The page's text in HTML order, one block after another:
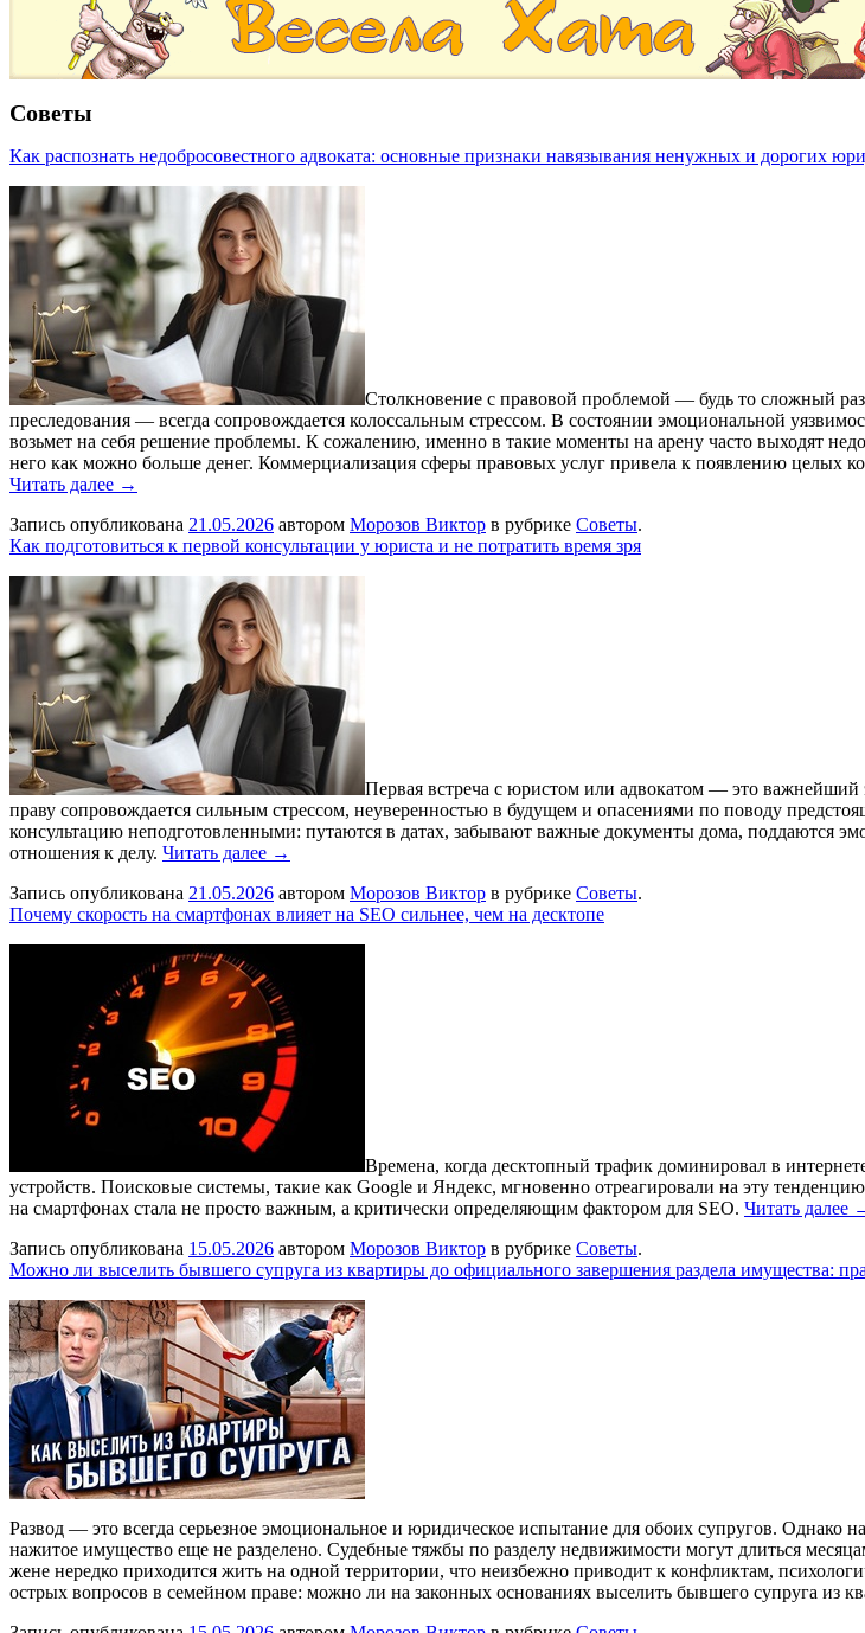
Советы
Как распознать недобросовестного адвоката: основные признаки навязывания ненужных и дорогих
Столкновение с правовой проблемой — будь то сложный
преследования — всегда сопровождается колоссальным стрессом. В состоянии эмоциональной
возьмет на себя решение проблемы. К сожалению, именно в такие моменты на арену часто выходят
него как можно больше денег. Коммерциализация сферы правовых услуг привела к появлению целых
Читать далее →
Запись опубликована 21.05.2026 автором Морозов Виктор в рубрике Советы.
Как подготовиться к первой консультации у юриста и не потратить время зря
Первая встреча с юристом или адвокатом — это
праву сопровождается сильным стрессом, неуверенностью в будущем и опасениями по поводу
консультацию неподготовленными: путаются в датах, забывают важные документы дома, поддаются
отношения к делу. Читать далее →
Запись опубликована 21.05.2026 автором Морозов Виктор в рубрике Советы.
Почему скорость на смартфонах влияет на SEO сильнее, чем на десктопе
Времена, когда десктопный трафик доминировал в
устройств. Поисковые системы, такие как Google и Яндекс, мгновенно отреагировали на эту
на смартфонах стала не просто важным, а критически определяющим фактором для SEO. Читать далее
Запись опубликована 15.05.2026 автором Морозов Виктор в рубрике Советы.
Можно ли выселить бывшего супруга из квартиры до официального завершения раздела имущества:
Развод — это всегда серьезное эмоциональное и юридическое испытание для обоих супругов. Однако
нажитое имущество еще не разделено. Судебные тяжбы по разделу недвижимости могут длиться
жене нередко приходится жить на одной территории, что неизбежно приводит к конфликтам,
острых вопросов в семейном праве: можно ли на законных основаниях выселить бывшего супруга из